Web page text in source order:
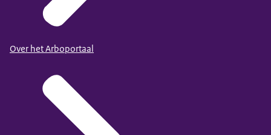
Over het Arboportaal